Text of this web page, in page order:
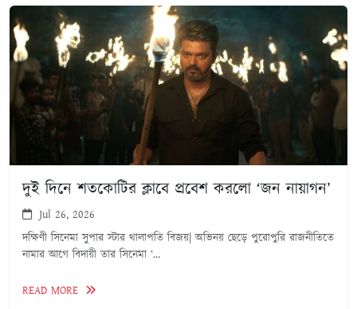
দুই দিনে শতকোটির ক্লাবে প্রবেশ করলো ‘জন নায়াগন’
Jul 26, 2026
দক্ষিণী সিনেমা সুপার স্টার থালাপতি বিজয়| অভিনয় ছেড়ে পুরোপুরি রাজনীতিতে
নামার আগে বিদায়ী তার সিনেমা ‘...
READ MORE